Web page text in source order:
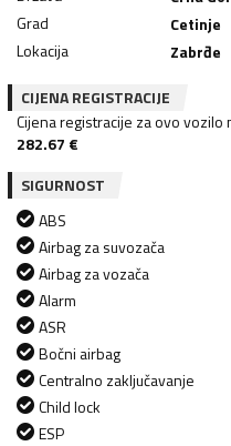
Grad
Cetinje
Lokacija
Zabrđe
CIJENA REGISTRACIJE
Cijena registracije za ovo
282.67 €
SIGURNOST
ABS
Airbag za suvozača
Airbag za vozača
Alarm
ASR
Bočni airbag
Centralno zaključavanje
Child lock
ESP